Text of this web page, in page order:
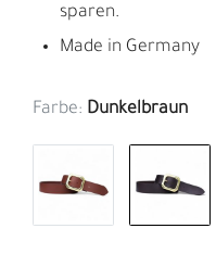
sparen.
Made in Germany
Farbe: Dunkelbraun